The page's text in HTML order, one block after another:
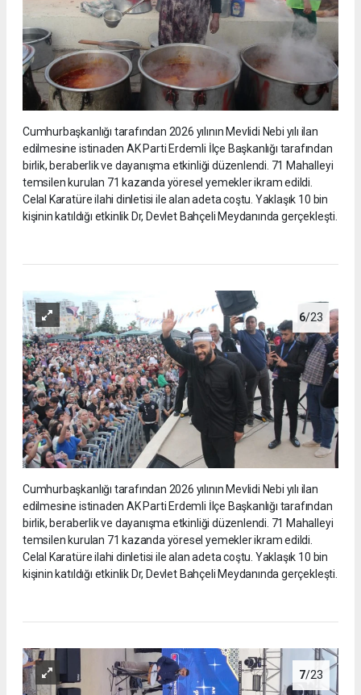
Cumhurbaşkanlığı tarafından 2026 yılının Mevlidi Nebi yılı ilan
edilmesine istinaden AK Parti Erdemli İlçe Başkanlığı tarafından
birlik, beraberlik ve dayanışma etkinliği düzenlendi. 71 Mahalleyi
temsilen kurulan 71 kazanda yöresel yemekler ikram edildi.
Celal Karatüre ilahi dinletisi ile alan adeta coştu. Yaklaşık 10 bin
kişinin katıldığı etkinlik Dr, Devlet Bahçeli Meydanında gerçekleşti.
6/23
Cumhurbaşkanlığı tarafından 2026 yılının Mevlidi Nebi yılı ilan
edilmesine istinaden AK Parti Erdemli İlçe Başkanlığı tarafından
birlik, beraberlik ve dayanışma etkinliği düzenlendi. 71 Mahalleyi
temsilen kurulan 71 kazanda yöresel yemekler ikram edildi.
Celal Karatüre ilahi dinletisi ile alan adeta coştu. Yaklaşık 10 bin
kişinin katıldığı etkinlik Dr, Devlet Bahçeli Meydanında gerçekleşti.
7/23